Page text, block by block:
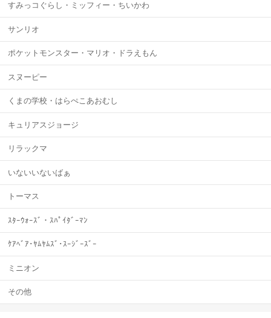
すみっコぐらし・ミッフィー・ちいかわ
サンリオ
ポケットモンスター・マリオ・ドラえもん
スヌーピー
くまの学校・はらぺこあおむし
キュリアスジョージ
リラックマ
いないいないばぁ
トーマス
ｽﾀｰｳｫｰｽﾞ・ｽﾊﾟｲﾀﾞｰﾏﾝ
ｹｱﾍﾞｱ･ﾔﾑﾔﾑｽﾞ･ｽｰｼﾞｰｽﾞｰ
ミニオン
その他